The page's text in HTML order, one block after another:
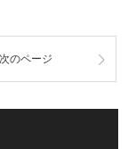
次のページ